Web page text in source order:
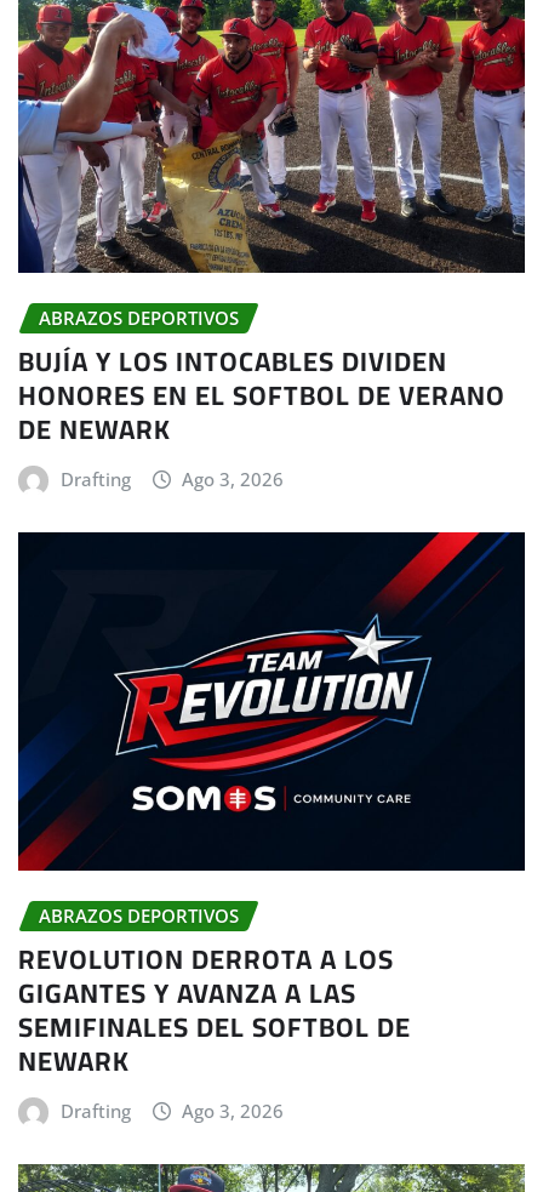
ABRAZOS DEPORTIVOS
BUJÍA Y LOS INTOCABLES DIVIDEN
HONORES EN EL SOFTBOL DE VERANO
DE NEWARK
Drafting Ago 3, 2026
ABRAZOS DEPORTIVOS
REVOLUTION DERROTA A LOS
GIGANTES Y AVANZA A LAS
SEMIFINALES DEL SOFTBOL DE
NEWARK
Drafting Ago 3, 2026